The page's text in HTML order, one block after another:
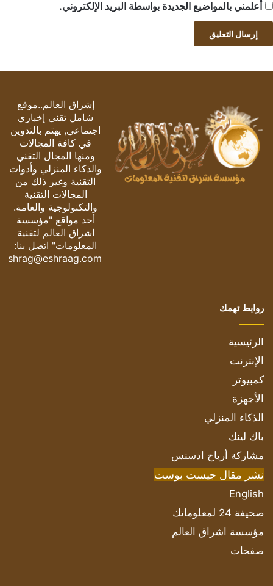
أعلمني بالمواضيع الجديدة بواسطة البريد الإلكتروني.
إشراق العالم..موقع
شامل تقني إخباري
اجتماعي, يهتم بالتدوين
في كافة المجالات
ومنها المجال التقني
والذكاء المنزلي وأدوات
التقنية وغير ذلك من
المجالات التقنية
والتكنولوجية والعامة.
أحد مواقع "مؤسسة
اشراق العالم لتقنية
المعلومات" اتصل بنا:
eshrag@eshraag.com
روابط تهمك
الرئيسية
الإنترنت
كمبيوتر
الأجهزة
الذكاء المنزلي
باك لينك
مشاركة أرباح ادسنس
نشر مقال جيست بوست
English
صحيفة 24 لمعلوماتك
مؤسسة اشراق العالم
صفحات